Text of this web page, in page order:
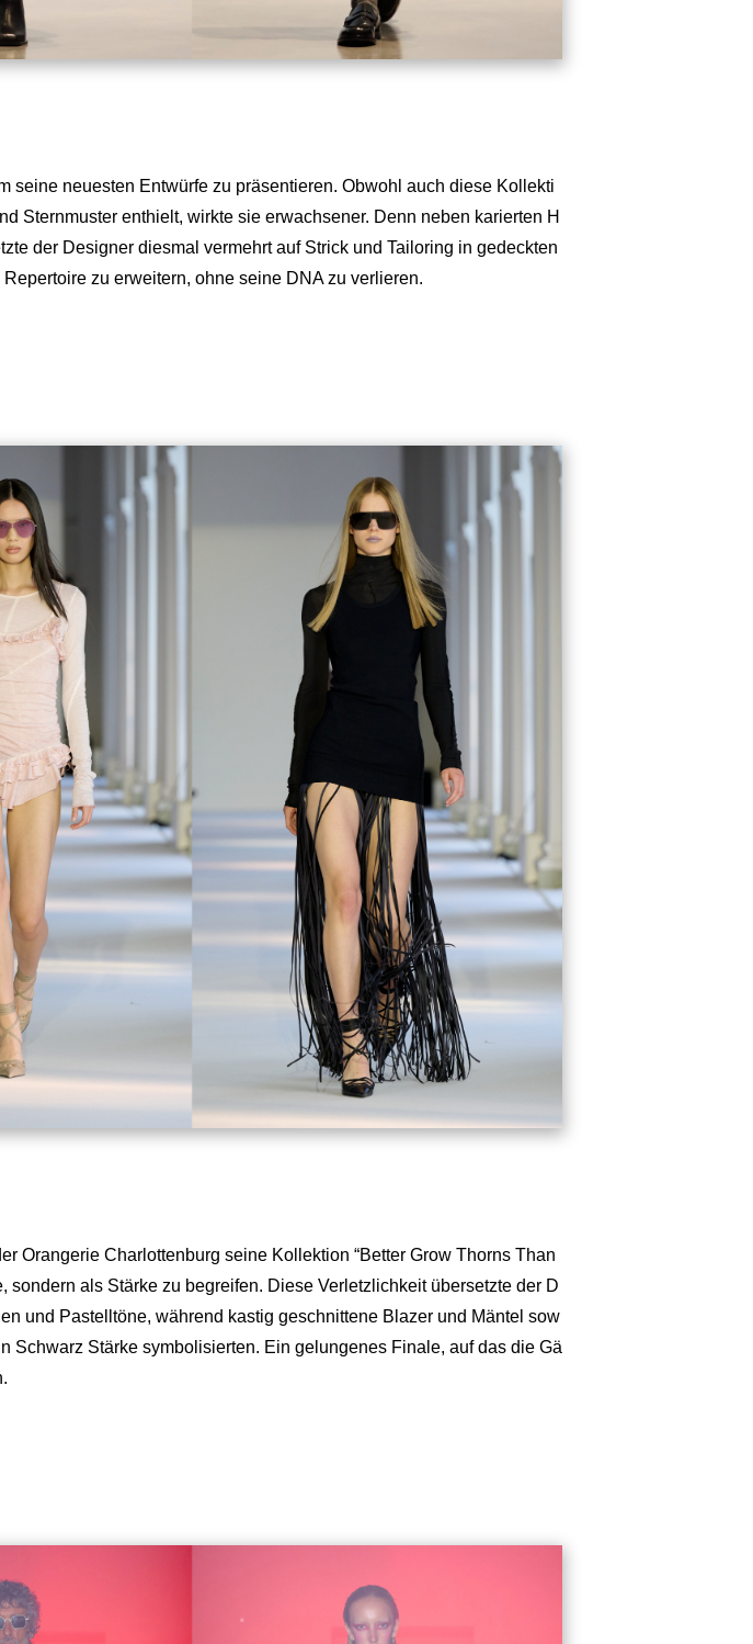
neuesten Entwürfe zu präsentieren. Obwohl auch diese Kollekti
Sternmuster enthielt, wirkte sie erwachsener. Denn neben karierten H
der Designer diesmal vermehrt auf Strick und Tailoring in gedeckten
zu erweitern, ohne seine DNA zu verlieren.
Orangerie Charlottenburg seine Kollektion “Better Grow Thorns Than
als Stärke zu begreifen. Diese Verletzlichkeit übersetzte der D
und Pastelltöne, während kastig geschnittene Blazer und Mäntel sow
Stärke symbolisierten. Ein gelungenes Finale, auf das die Gä